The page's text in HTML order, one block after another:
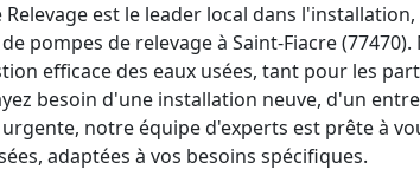
Relevage est le leader local dans
pompes de relevage à Saint-Fiacre
efficace des eaux usées, tant pour les
besoin d'une installation neuve, d'un
notre équipe d'experts est prête à
adaptées à vos besoins spécifiques.